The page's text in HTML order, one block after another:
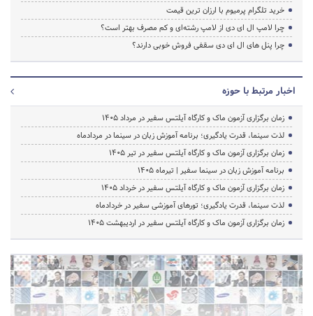
خرید تلگرام پرمیوم با ارزان ترین قیمت
چرا لامپ ال ای دی از لامپ رشته‌ای و کم مصرف بهتر است؟
چرا پنل های ال ای دی سقفی فروش خوبی دارند؟
اخبار مرتبط با حوزه
زمان برگزاری آزمون ماک و کارگاه آیلتس سفیر در مرداد 1405
لذت سینما، قدرت یادگیری؛ برنامه آموزش زبان در سینما در مردادماه
زمان برگزاری آزمون ماک و کارگاه آیلتس سفیر در تیر 1405
برنامه آموزش زبان در سینما سفیر | تیرماه ۱۴۰۵
زمان برگزاری آزمون ماک و کارگاه آیلتس سفیر در خرداد 1405
لذت سینما، قدرت یادگیری؛ تورهای آموزشی سفیر در خردادماه
زمان برگزاری آزمون ماک و کارگاه آیلتس سفیر در اردیبهشت 1405